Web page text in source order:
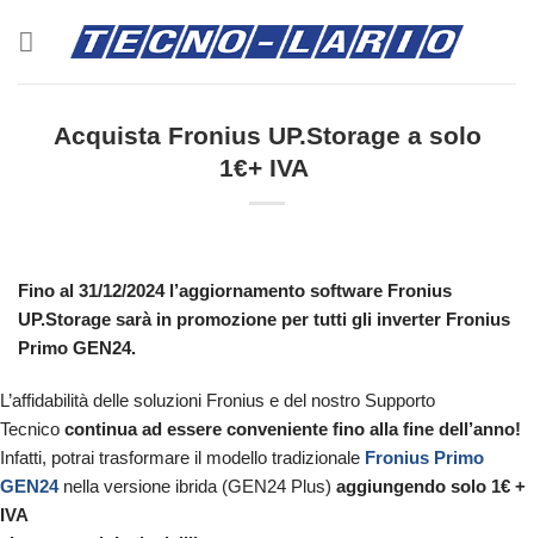
Acquista Fronius UP.Storage a solo
1€+ IVA
Fino al 31/12/2024 l’aggiornamento software Fronius
UP.Storage sarà in promozione per tutti gli inverter Fronius
Primo GEN24.
L’affidabilità delle soluzioni Fronius e del nostro Supporto
Tecnico continua ad essere conveniente fino alla fine dell’anno!
Infatti, potrai trasformare il modello tradizionale Fronius Primo
GEN24nella versione ibrida (GEN24 Plus) aggiungendo solo 1€ +
IVA